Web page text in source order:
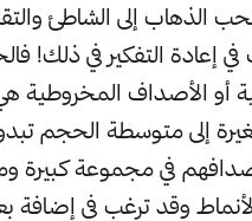
الذهاب إلى الشاطئ
إعادة التفكير في ذلك!
أو الأصداف المخروطية
إلى متوسطة الحجم تبدو
في مجموعة كبيرة
وقد ترغب في إضافة